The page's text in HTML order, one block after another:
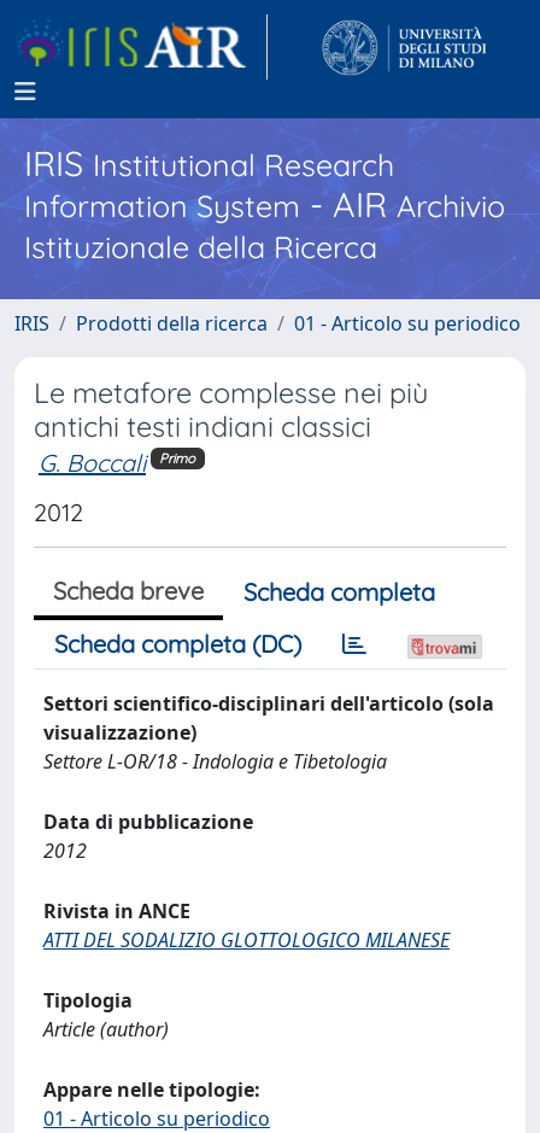
IRISInstitutional Research
Information System - AIR Archivio
Istituzionale della Ricerca
IRIS Prodotti della ricerca 01 - Articolo su periodico
Le metafore complesse nei più
antichi testi indiani classici
G. Boccali Primo
2012
Scheda breve
Scheda completa
Scheda completa (DC)
Settori scientifico-disciplinari dell'articolo (sola
visualizzazione)
Settore L-OR/18 - Indologia e Tibetologia
Data di pubblicazione
2012
Rivista in ANCE
ATTI DEL SODALIZIO GLOTTOLOGICO MILANESE
Tipologia
Article (author)
Appare nelle tipologie:
01 - Articolo su periodico